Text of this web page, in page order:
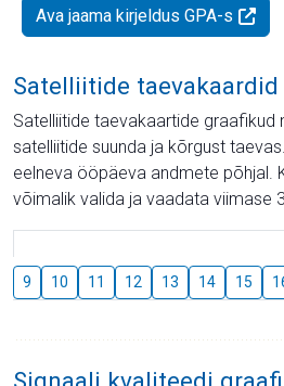
Ava jaama kirjeldus GPA-s
Satelliitide taevakaardid
Satelliitide taevakaartide graafikud
satelliitide suunda ja kõrgust
eelneva ööpäeva andmete põhjal.
võimalik valida ja vaadata viimase
9 10 11 12 13 14 15
Signaali kvaliteedi